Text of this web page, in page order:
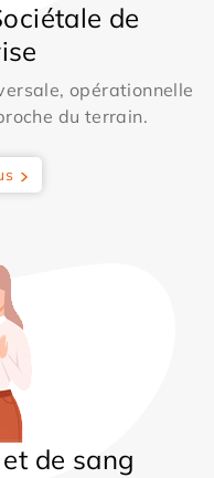
de
opérationnelle
du terrain.
de sang